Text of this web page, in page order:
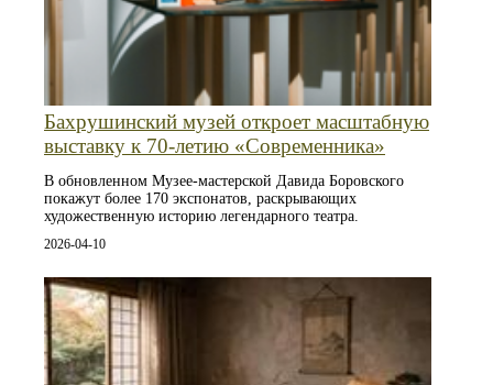
Бахрушинский музей откроет масштабную
выставку к 70-летию «Современника»
В обновленном Музее-мастерской Давида Боровского
покажут более 170 экспонатов, раскрывающих
художественную историю легендарного театра.
2026-04-10